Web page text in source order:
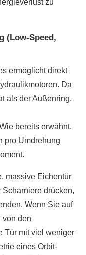
zu
(Low-Speed,
ermöglicht direkt
Da
als der Außenring,
bereits erwähnt,
pro Umdrehung
massive Eichentür
Scharniere drücken,
Wenn Sie auf
von den
Tür mit viel weniger
eines Orbit-